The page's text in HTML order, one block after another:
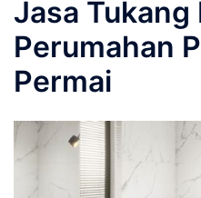
Jasa Tukang
Perumahan
Permai